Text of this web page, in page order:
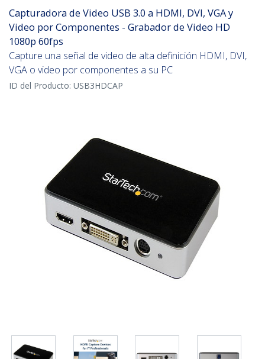
Capturadora de Video USB 3.0 a HDMI, DVI, VGA y
Video por Componentes - Grabador de Video HD
1080p 60fps
Capture una señal de video de alta definición HDMI, DVI,
VGA o video por componentes a su PC
ID del Producto: USB3HDCAP